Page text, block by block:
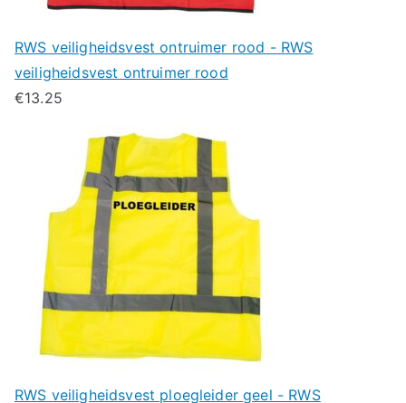
RWS veiligheidsvest ontruimer rood - RWS
veiligheidsvest ontruimer rood
€13.25
RWS veiligheidsvest ploegleider geel - RWS